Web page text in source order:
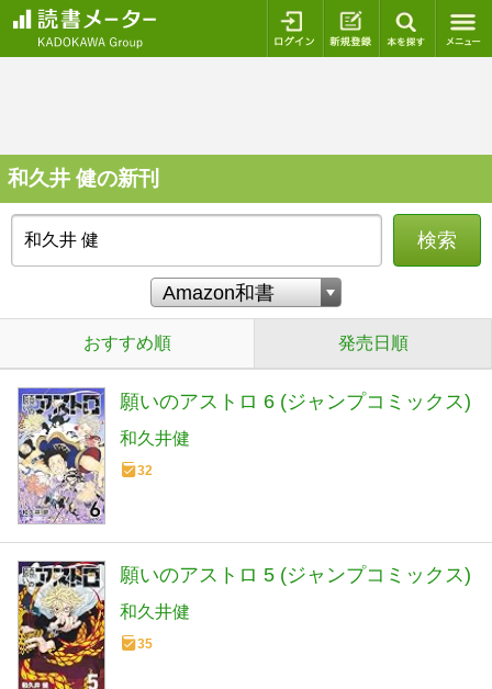
ログイン 新規登録
和久井 健の新刊
検索
おすすめ順 発売日順
願いのアストロ 6 (ジャンプコミックス)
和久井健
32
願いのアストロ 5 (ジャンプコミックス)
和久井健
35